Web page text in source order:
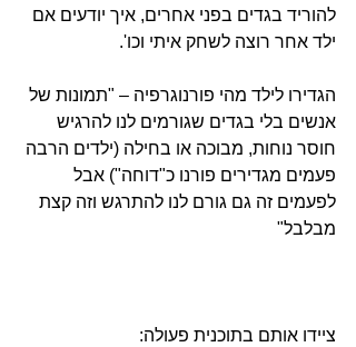
להוריד בגדים בפני אחרים, איך יודעים אם
ילד אחר רוצה לשחק איתי וכו'.
הגדירו לילד מהי פורנוגרפיה – "תמונות של
אנשים בלי בגדים שגורמים לנו להרגיש
חוסר נוחות, מבוכה או בחילה (ילדים הרבה
פעמים מגדירים פורנו כ"דוחה") אבל
לפעמים זה גם גורם לנו להתרגש וזה קצת
מבלבל"
ציידו אותם בתוכנית פעולה: